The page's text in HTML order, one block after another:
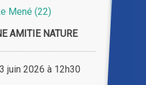
Mené (22)
AMITIE NATURE
2026 à 12h30